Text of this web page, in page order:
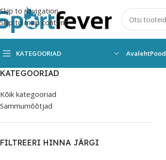
Skip to navigation
Skip to main content
KATEGOORIAD AvalehtPood
KATEGOORIAD
Kõik kategooriad
Sammumõõtjad
FILTREERI HINNA JÄRGI